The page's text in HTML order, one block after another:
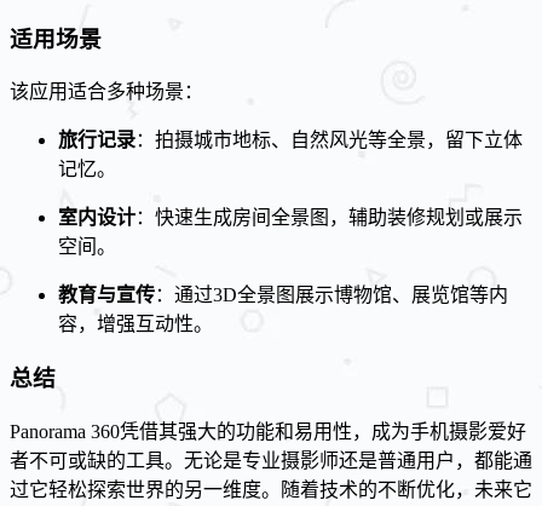
适用场景
该应用适合多种场景：
旅行记录：拍摄城市地标、自然风光等全景，留下立体
记忆。
室内设计：快速生成房间全景图，辅助装修规划或展示
空间。
教育与宣传：通过3D全景图展示博物馆、展览馆等内
容，增强互动性。
总结
Panorama 360凭借其强大的功能和易用性，成为手机摄影爱好
者不可或缺的工具。无论是专业摄影师还是普通用户，都能通
过它轻松探索世界的另一维度。随着技术的不断优化，未来它